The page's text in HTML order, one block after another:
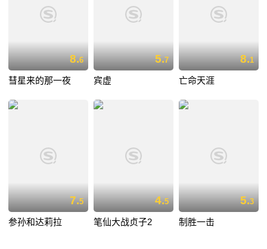
8.6
彗星来的那一夜
5.7
宾虚
8.1
亡命天涯
7.5
参孙和达莉拉
4.5
笔仙大战贞子2
5.3
制胜一击